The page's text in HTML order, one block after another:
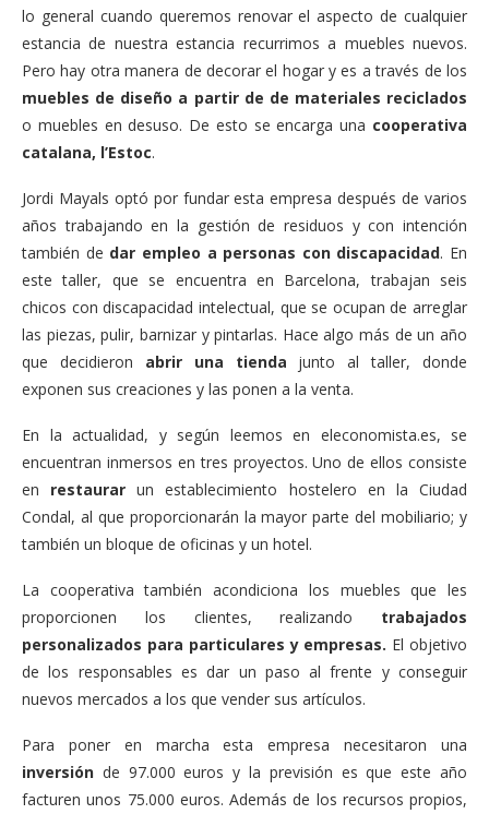
lo general cuando queremos renovar el aspecto de cualquier
estancia de nuestra estancia recurrimos a muebles nuevos.
Pero hay otra manera de decorar el hogar y es a través de los
muebles de diseño a partir de de materiales reciclados
o muebles en desuso. De esto se encarga una cooperativa
catalana, l’Estoc.
Jordi Mayals optó por fundar esta empresa después de varios
años trabajando en la gestión de residuos y con intención
también de dar empleo a personas con discapacidad. En
este taller, que se encuentra en Barcelona, trabajan seis
chicos con discapacidad intelectual, que se ocupan de arreglar
las piezas, pulir, barnizar y pintarlas. Hace algo más de un año
que decidieron abrir una tienda junto al taller, donde
exponen sus creaciones y las ponen a la venta.
En la actualidad, y según leemos en eleconomista.es, se
encuentran inmersos en tres proyectos. Uno de ellos consiste
en restaurar un establecimiento hostelero en la Ciudad
Condal, al que proporcionarán la mayor parte del mobiliario; y
también un bloque de oficinas y un hotel.
La cooperativa también acondiciona los muebles que les
proporcionen los clientes, realizando trabajados
personalizados para particulares y empresas. El objetivo
de los responsables es dar un paso al frente y conseguir
nuevos mercados a los que vender sus artículos.
Para poner en marcha esta empresa necesitaron una
inversión de 97.000 euros y la previsión es que este año
facturen unos 75.000 euros. Además de los recursos propios,